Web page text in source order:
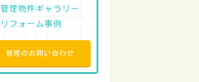
管理物件ギャラリー
リフォーム事例
管理のお問い合わせ